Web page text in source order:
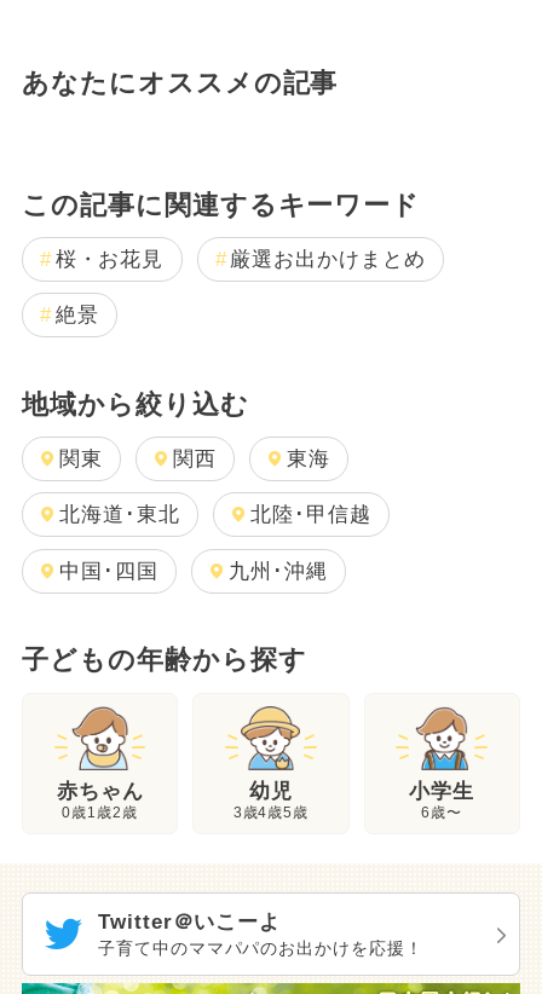
あなたにオススメの記事
この記事に関連するキーワード
桜・お花見 厳選お出かけまとめ
絶景
地域から絞り込む
関東 関西 東海
北海道･東北 北陸･甲信越
中国･四国 九州･沖縄
子どもの年齢から探す
赤ちゃん
0歳1歳2歳
幼児
3歳4歳5歳
小学生
6歳〜
Twitter＠いこーよ
子育て中のママパパのお出かけを応援！